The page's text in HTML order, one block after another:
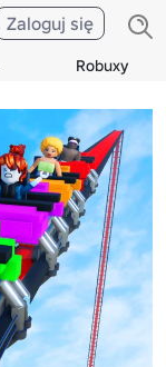
Robuxy
Zaloguj się